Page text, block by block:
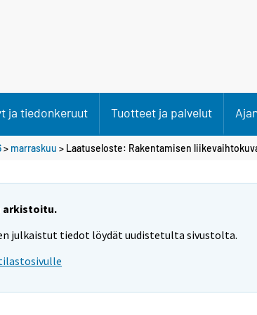
ja tiedonkeruut Tuotteet ja palvelut
> marraskuu > Laatuseloste: Rakentamisen
arkistoitu.
julkaistut tiedot löydät uudistetulta sivustolta.